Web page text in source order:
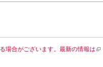
場合がございます。最新の情報は